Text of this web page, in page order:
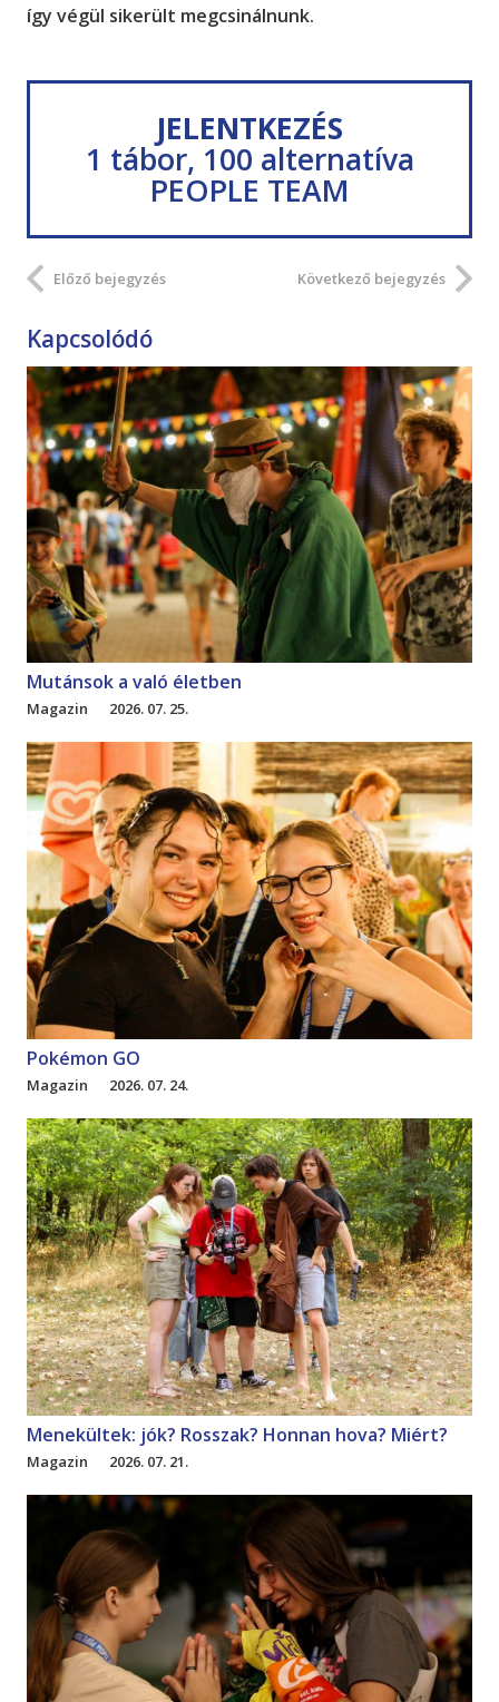
így végül sikerült megcsinálnunk.
JELENTKEZÉS
1 tábor, 100 alternatíva
PEOPLE TEAM
Előző bejegyzés Következő bejegyzés
Kapcsolódó
Mutánsok a való életben
Magazin 2026. 07. 25.
Pokémon GO
Magazin 2026. 07. 24.
Menekültek: jók? Rosszak? Honnan hova? Miért?
Magazin 2026. 07. 21.